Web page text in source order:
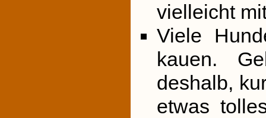
vielleicht
Viele
kauen.
deshalb,
etwas